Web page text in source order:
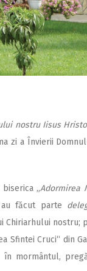
nostru Iisus
zi a Învierii
„Adormirea
făcut parte
Chiriarhului nostru;
Sfintei Cruci“ din
în mormântul,